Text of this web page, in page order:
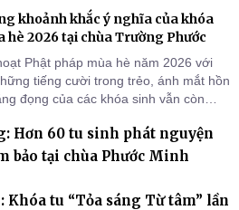
khoảnh khắc ý nghĩa của khóa
hè 2026 tại chùa Trường Phước
Phật pháp mùa hè năm 2026 với
tiếng cười trong trẻo, ánh mắt hồn
đọng của các khóa sinh vẫn còn
ngủi nhưng đã trở thành hành
giống thiện l
Hơn 60 tu sinh phát nguyện
bảo tại chùa Phước Minh
Khóa tu “Tỏa sáng Từ tâm” lần